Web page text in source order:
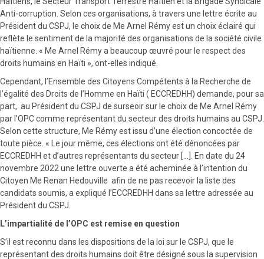
Anti-corruption. Selon ces organisations, à travers une lettre écrite au
Président du CSPJ, le choix de Me Arnel Rémy est un choix éclairé qui
reflète le sentiment de la majorité des organisations de la société civile
haïtienne. « Me Arnel Rémy a beaucoup œuvré pour le respect des
droits humains en Haïti », ont-elles indiqué.
Cependant, l’Ensemble des Citoyens Compétents à la Recherche de
l’égalité des Droits de l’Homme en Haïti ( ECCREDHH) demande, pour sa
part, au Président du CSPJ de surseoir sur le choix de Me Arnel Rémy
par l’OPC comme représentant du secteur des droits humains au CSPJ.
Selon cette structure, Me Rémy est issu d’une élection concoctée de
toute pièce. « Le jour même, ces élections ont été dénoncées par
ECCREDHH et d’autres représentants du secteur […]. En date du 24
novembre 2022 une lettre ouverte a été acheminée à l’intention du
Citoyen Me Renan Hedouville afin de ne pas recevoir la liste des
candidats soumis, a expliqué l’ECCREDHH dans sa lettre adressée au
Président du CSPJ.
L’impartialité de l’OPC est remise en question
S’il est reconnu dans les dispositions de la loi sur le CSPJ, que le
représentant des droits humains doit être désigné sous la supervision